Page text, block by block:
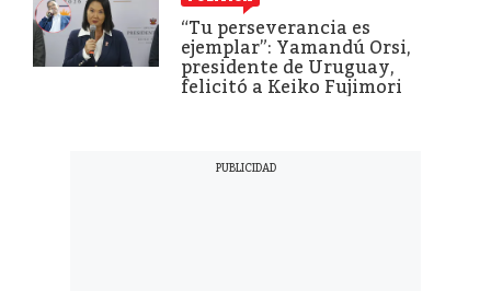
“Tu perseverancia es
ejemplar”: Yamandú Orsi,
presidente de Uruguay,
felicitó a Keiko Fujimori